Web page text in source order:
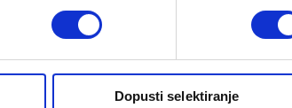
Dopusti selektiranje